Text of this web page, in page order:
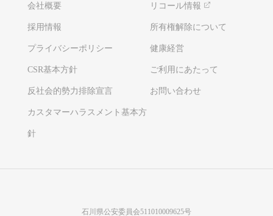
会社概要 リコール情報
採用情報 所有権解除について
プライバシーポリシー 健康経営
CSR基本方針 ご利用にあたって
反社会的勢力排除宣言 お問い合わせ
カスタマーハラスメント基本方
針
石川県公安委員会511010009625号